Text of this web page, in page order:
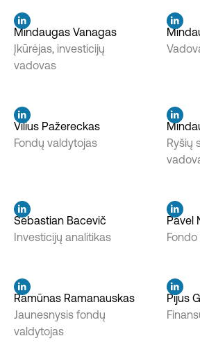
Tai ekspertai, turintys tarptautinės
aukščiausio lygio ekonomikos,
išsilavinimą bei gilią rinkos
Mindaugas Vanagas
Įkūrėjas, investicijų
vadovas
Vilius Pažereckas
Fondų valdytojas
Ryšių
Sebastian Bacevič
Investicijų analitikas
Pavel
Ramūnas Ramanauskas
Jaunesnysis fondų
valdytojas
Pijus